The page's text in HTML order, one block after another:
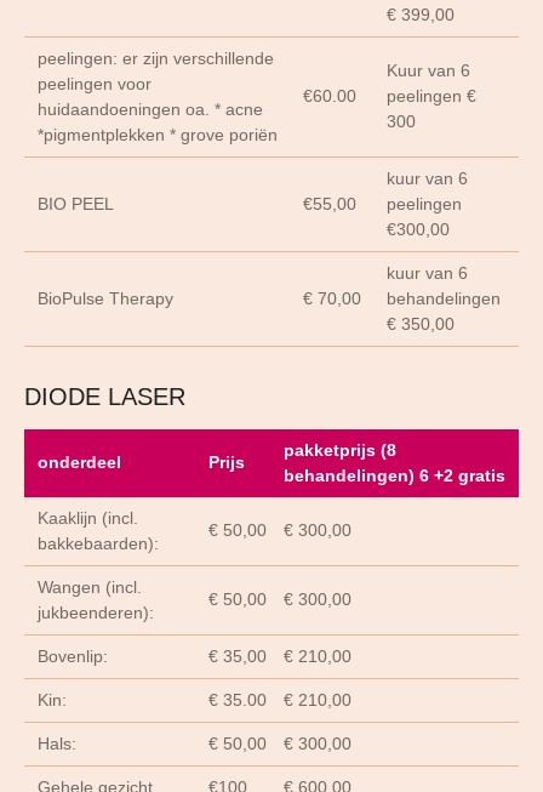
€ 399,00
peelingen: er zijn verschillende
peelingen voor
huidaandoeningen oa. * acne
*pigmentplekken * grove poriën
€60.00
Kuur van 6
peelingen €
300
BIO PEEL €55,00
kuur van 6
peelingen
€300,00
BioPulse Therapy € 70,00
kuur van 6
behandelingen
€ 350,00
DIODE LASER
onderdeel Prijs
pakketprijs (8
behandelingen) 6 +2 gratis
Kaaklijn (incl.
bakkebaarden):
€ 50,00 € 300,00
Wangen (incl.
jukbeenderen):
€ 50,00 € 300,00
Bovenlip: € 35,00 € 210,00
Kin: € 35.00 € 210,00
Hals: € 50,00 € 300,00
Gehele gezicht €100 € 600,00